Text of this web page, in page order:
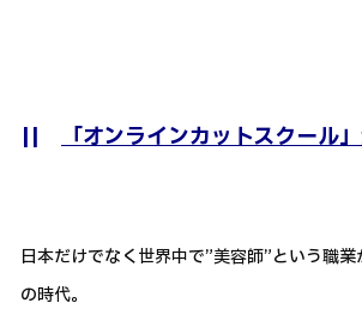
|| 「オンラインカットスクール
日本だけでなく世界中で”美容師”という職
の時代。